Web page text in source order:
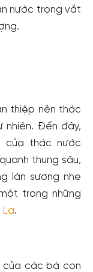
nước trong vắt
thiệp nên thác
nhiên. Đến đây,
của thác nước
thung sâu,
làn sương nhẹ
trong những
La.
của các bà con